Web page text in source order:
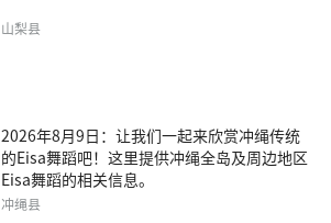
山梨县
2026年8月9日：让我们一起来欣赏冲绳传统
的Eisa舞蹈吧！这里提供冲绳全岛及周边地区
Eisa舞蹈的相关信息。
冲绳县